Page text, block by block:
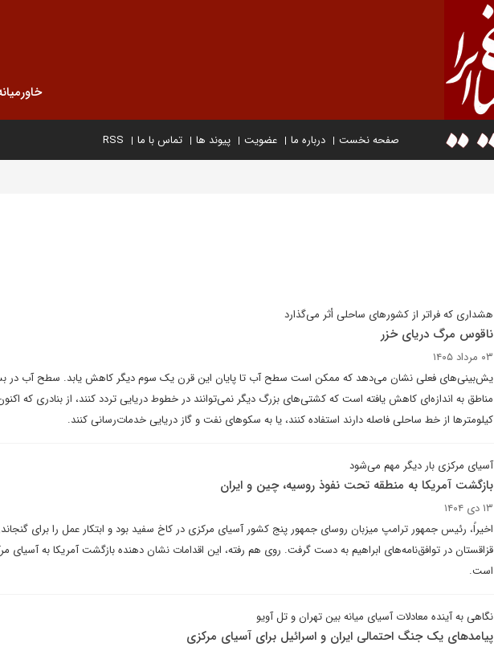
صفحه نخست درباره ما عضویت پیوند ها تماس با ما RSS
هشداری که فراتر از کشورهای ساحلی أثر می‌گذارد
ناقوس مرگ دریای خزر
۰۳ مرداد ۱۴۰۵
یش‌بینی‌های فعلی نشان می‌دهد که ممکن است سطح آب تا پایان این قرن یک سوم دیگر کاهش یابد. سطح آب در
مناطق به اندازه‌ای کاهش یافته است که کشتی‌های بزرگ دیگر نمی‌توانند در خطوط دریایی تردد کنند، از بنادری که
کیلومترها از خط ساحلی فاصله دارند استفاده کنند، یا به سکوهای نفت و گاز دریایی خدمات‌رسانی کنند.
آسیای مرکزی بار دیگر مهم می‌شود
بازگشت آمریکا به منطقه تحت نفوذ روسیه، چین و ایران
۱۳ دی ۱۴۰۴
اخیراً، رئیس جمهور ترامپ میزبان روسای جمهور پنج کشور آسیای مرکزی در کاخ سفید بود و ابتکار عمل را برای
قزاقستان در توافق‌نامه‌های ابراهیم به دست گرفت. روی هم رفته، این اقدامات نشان دهنده بازگشت آمریکا به آسیای
است.
نگاهی به آینده معادلات آسیای میانه بین تهران و تل آویو
پیامدهای یک جنگ احتمالی ایران و اسرائیل برای آسیای مرکزی